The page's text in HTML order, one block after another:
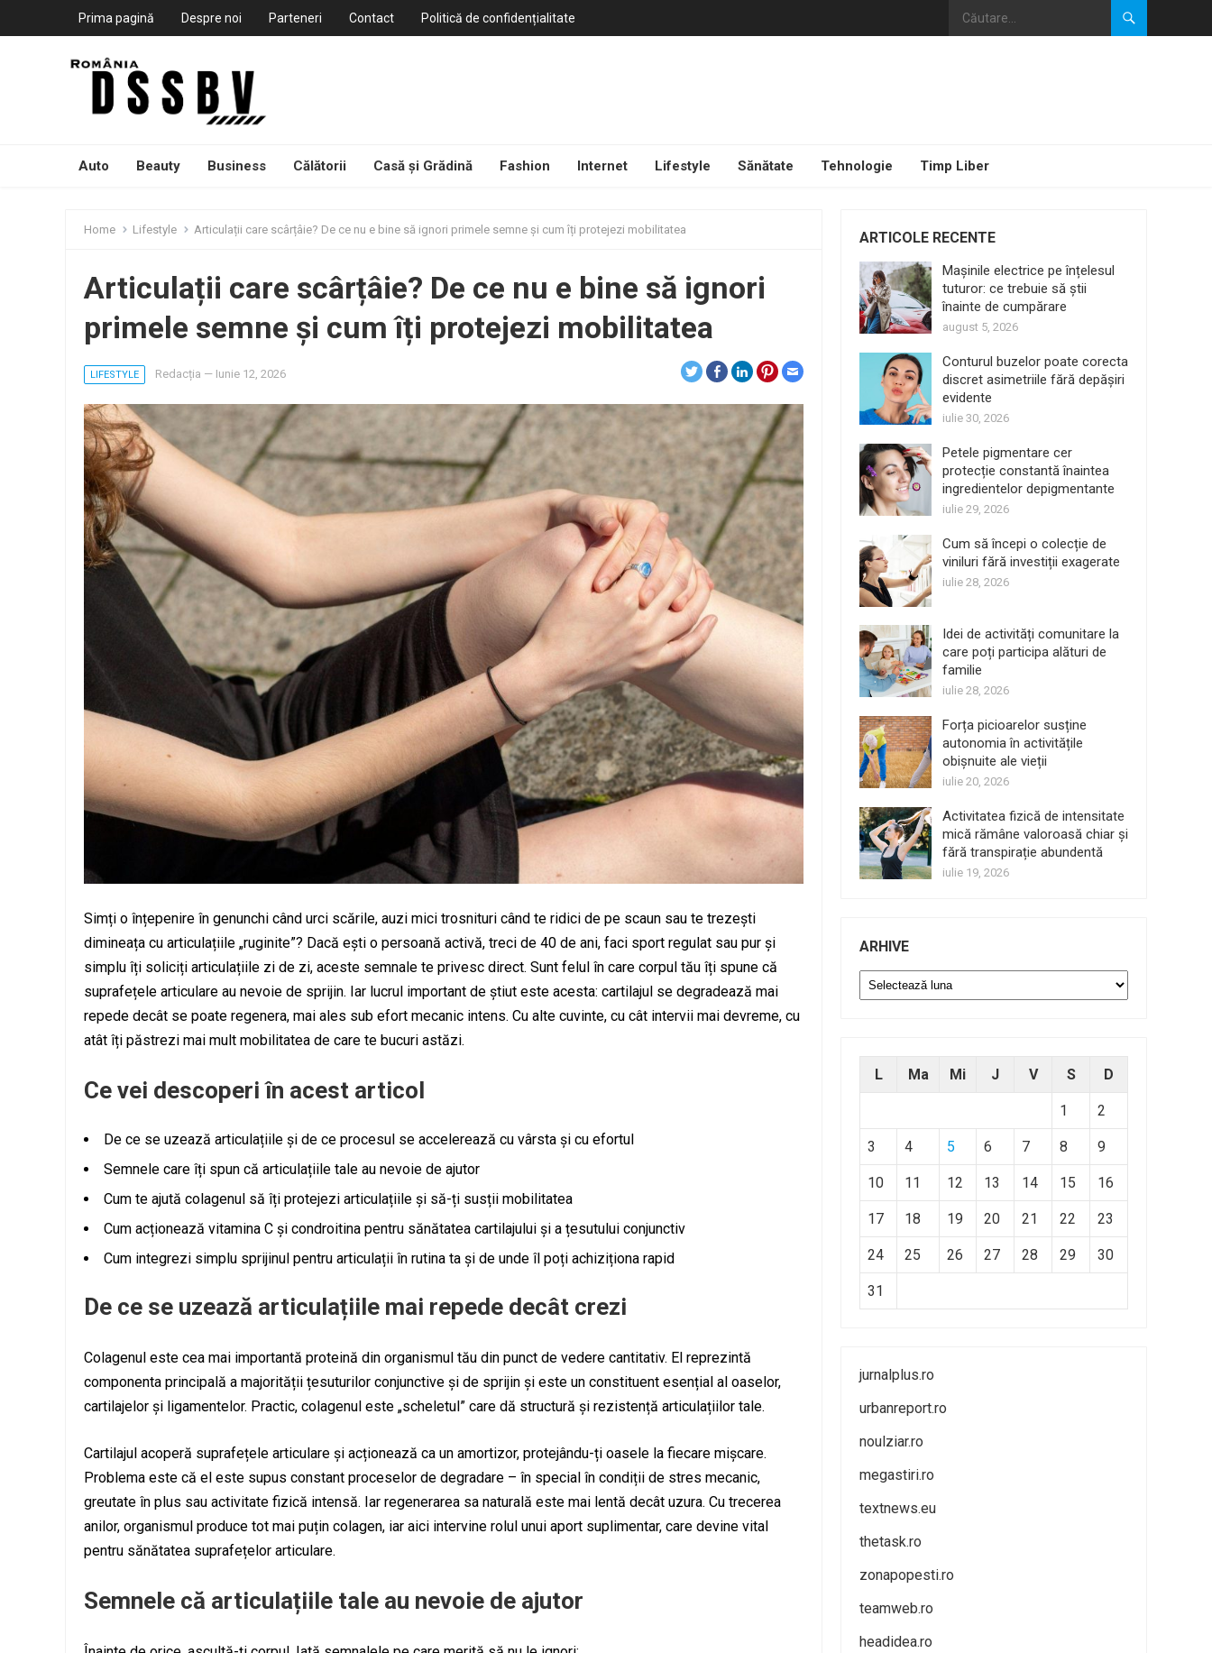
Prima pagină Despre noi Parteneri Contact Politică de confidențialitate
Auto Beauty Business Călătorii Casă și Grădină Fashion Internet Lifestyle Sănătate Tehnologie Timp Liber
Home Lifestyle Articulații care scârțâie? De ce nu e bine să ignori primele semne și cum îți protejezi mobilitatea
Articulații care scârțâie? De ce nu e bine să ignori
primele semne și cum îți protejezi mobilitatea
LIFESTYLE Redacția — Iunie 12, 2026
Simți o înțepenire în genunchi când urci scările, auzi mici trosnituri când te ridici de pe scaun sau te trezești
dimineața cu articulațiile „ruginite”? Dacă ești o persoană activă, treci de 40 de ani, faci sport regulat sau pur și
simplu îți soliciți articulațiile zi de zi, aceste semnale te privesc direct. Sunt felul în care corpul tău îți spune că
suprafețele articulare au nevoie de sprijin. Iar lucrul important de știut este acesta: cartilajul se degradează mai
repede decât se poate regenera, mai ales sub efort mecanic intens. Cu alte cuvinte, cu cât intervii mai devreme, cu
atât îți păstrezi mai mult mobilitatea de care te bucuri astăzi.
Ce vei descoperi în acest articol
De ce se uzează articulațiile și de ce procesul se accelerează cu vârsta și cu efortul
Semnele care îți spun că articulațiile tale au nevoie de ajutor
Cum te ajută colagenul să îți protejezi articulațiile și să-ți susții mobilitatea
Cum acționează vitamina C și condroitina pentru sănătatea cartilajului și a țesutului conjunctiv
Cum integrezi simplu sprijinul pentru articulații în rutina ta și de unde îl poți achiziționa rapid
De ce se uzează articulațiile mai repede decât crezi
Colagenul este cea mai importantă proteină din organismul tău din punct de vedere cantitativ. El reprezintă
componenta principală a majorității țesuturilor conjunctive și de sprijin și este un constituent esențial al oaselor,
cartilajelor și ligamentelor. Practic, colagenul este „scheletul” care dă structură și rezistență articulațiilor tale.
Cartilajul acoperă suprafețele articulare și acționează ca un amortizor, protejându-ți oasele la fiecare mișcare.
Problema este că el este supus constant proceselor de degradare – în special în condiții de stres mecanic,
greutate în plus sau activitate fizică intensă. Iar regenerarea sa naturală este mai lentă decât uzura. Cu trecerea
anilor, organismul produce tot mai puțin colagen, iar aici intervine rolul unui aport suplimentar, care devine vital
pentru sănătatea suprafețelor articulare.
Semnele că articulațiile tale au nevoie de ajutor
ARTICOLE RECENTE
Mașinile electrice pe înțelesul
tuturor: ce trebuie să știi
înainte de cumpărare
august 5, 2026
Conturul buzelor poate corecta
discret asimetriile fără depășiri
evidente
iulie 30, 2026
Petele pigmentare cer
protecție constantă înaintea
ingredientelor depigmentante
iulie 29, 2026
Cum să începi o colecție de
viniluri fără investiții exagerate
iulie 28, 2026
Idei de activități comunitare la
care poți participa alături de
familie
iulie 28, 2026
Forța picioarelor susține
autonomia în activitățile
obișnuite ale vieții
iulie 20, 2026
Activitatea fizică de intensitate
mică rămâne valoroasă chiar și
fără transpirație abundentă
iulie 19, 2026
ARHIVE
Arhive
L Ma Mi J V S D
1 2
3 4 5 6 7 8 9
10 11 12 13 14 15 16
17 18 19 20 21 22 23
24 25 26 27 28 29 30
31
jurnalplus.ro
urbanreport.ro
noulziar.ro
megastiri.ro
textnews.eu
thetask.ro
zonapopesti.ro
teamweb.ro
headidea.ro